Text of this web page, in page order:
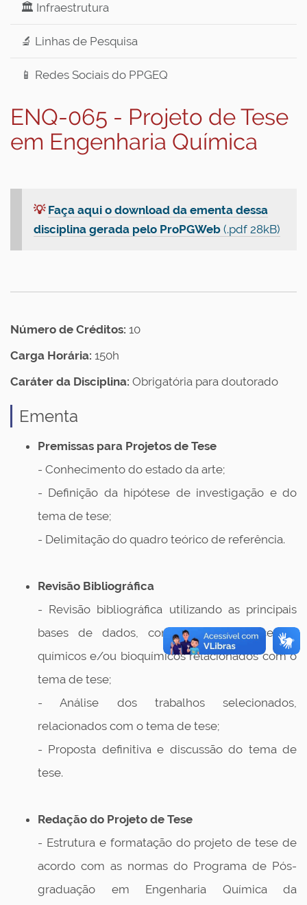
🏛️ Infraestrutura
🔬 Linhas de Pesquisa
📱 Redes Sociais do PPGEQ
ENQ-065 - Projeto de Tese
em Engenharia Química
💡 Faça aqui o download da ementa dessa
disciplina gerada pelo ProPGWeb (.pdf 28kB)
Número de Créditos: 10
Carga Horária: 150h
Caráter da Disciplina: Obrigatória para doutorado
Ementa
Premissas para Projetos de Tese
- Conhecimento do estado da arte;
- Definição da hipótese de investigação e do
tema de tese;
- Delimitação do quadro teórico de referência.
Revisão Bibliográfica
- Revisão bibliográfica utilizando as principais
bases de dados, com foco em processos
químicos e/ou bioquímicos relacionados com o
tema de tese;
- Análise dos trabalhos selecionados,
relacionados com o tema de tese;
- Proposta definitiva e discussão do tema de
tese.
Redação do Projeto de Tese
- Estrutura e formatação do projeto de tese de
acordo com as normas do Programa de Pós-
graduação em Engenharia Química da